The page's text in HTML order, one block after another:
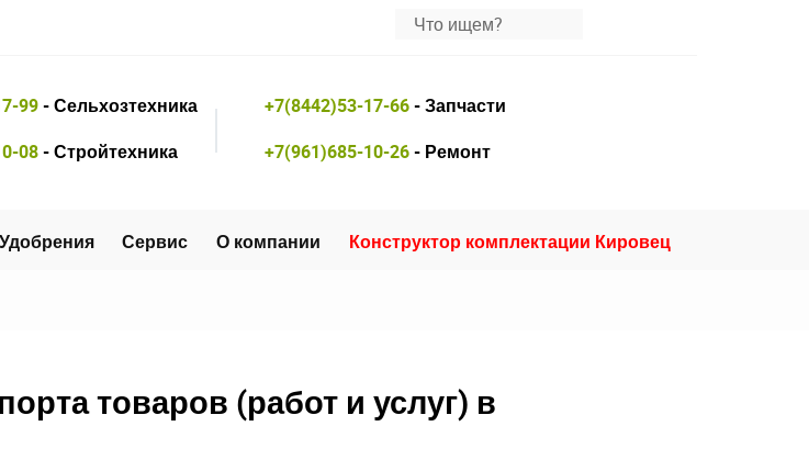
99- Сельхозтехника
08- Стройтехника
+7(8442)53-17-66- Запчасти
+7(961)685-10-26- Ремонт
Удобрения Сервис О компании Конструктор комплектации Кировец
товаров (работ и услуг) в